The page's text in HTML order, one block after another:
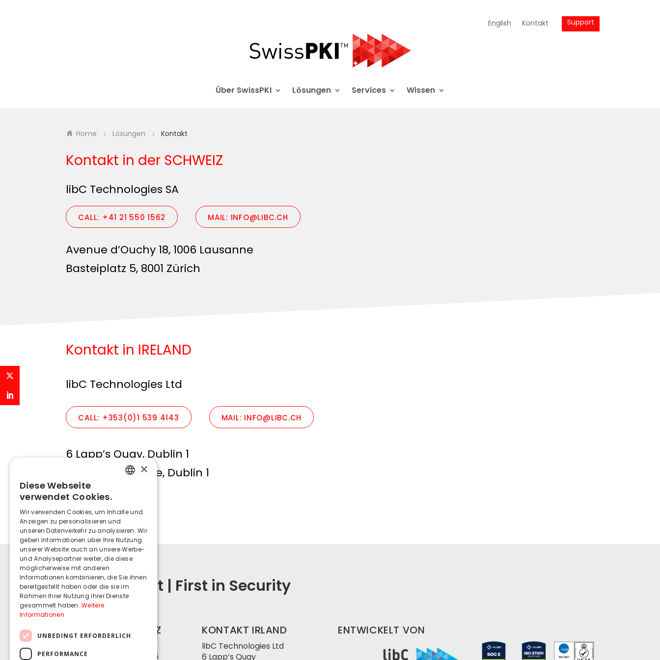
English Kontakt Support
Über SwissPKI Lösungen Services Wissen
Home 5 Lösungen 5 Kontakt
Kontakt in der SCHWEIZ
libC Technologies SA
CALL: +41 21 550 1562 MAIL: INFO@LIBC.CH
Avenue d’Ouchy 18, 1006 Lausanne
Basteiplatz 5, 8001 Zürich
Kontakt in IRELAND
libC Technologies Ltd
CALL: +353(0)1 539 4143 MAIL: INFO@LIBC.CH
6 Lapp’s Quay, Dublin 1
9 Exchange Place, Dublin 1
Security First | First in Security
KONTAKT SCHWEIZ
Avenue d’Ouchy 18, 1006
KONTAKT IRLAND
libC Technologies Ltd
6 Lapp’s Quay
ENTWICKELT VON
×
Diese Webseite
verwendet Cookies.
Wir verwenden Cookies, um Inhalte und
Anzeigen zu personalisieren und
unseren Datenverkehr zu analysieren. Wir
geben Informationen über Ihre Nutzung
unserer Website auch an unsere Werbe-
und Analysepartner weiter, die diese
möglicherweise mit anderen
Informationen kombinieren, die Sie ihnen
bereitgestellt haben oder die sie im
Rahmen Ihrer Nutzung ihrer Dienste
gesammelt haben. Weitere
Informationen
UNBEDINGT ERFORDERLICH
PERFORMANCE